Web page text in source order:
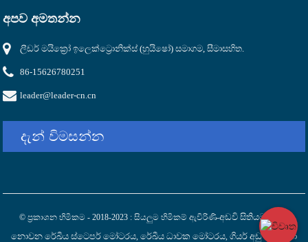
අපව අමතන්න
ලීඩර් මයික්‍රෝ ඉලෙක්ට්‍රොනික්ස් (හුයිෂෝ) සමාගම, සීමාසහිත.
86-15626780251
leader@leader-cn.cn
දැන් විමසන්න
© ප්‍රකාශන හිමිකම - 2018-2023 : සියලුම හිමිකම් ඇවිරිණි-අඩවි සිතියම,
නොවන රේඛීය ස්ටෙපර් මෝටරය, රේඛීය ධාවක මෝටරය, ගියර් අඩු කරන්නා